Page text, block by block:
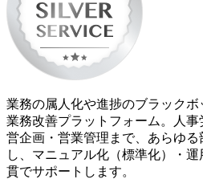
業務の属人化や進捗のブラック
業務改善プラットフォーム。人
営企画・営業管理まで、あらゆ
し、マニュアル化（標準化）・
貫でサポートします。